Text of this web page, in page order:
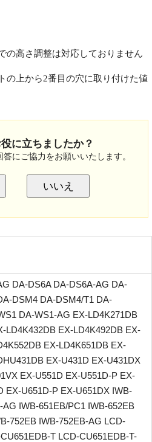
高さ調整は対応しておりません
上から2番目の穴に取り付けた値
に立ちましたか？
にご協力をお願いいたします。
いいえ
DA-DS6A DA-DS6A-AG DA-
DSM4 DA-DSM4/T1 DA-
DA-WS1-AG EX-LD4K271DB
LD4K432DB EX-LD4K492DB EX-
EX-LD4K651DB EX-
EX-U431D EX-U431DX
EX-U551D EX-U551D-P EX-
EX-U651D-P EX-U651DX IWB-
IWB-651EB/PC1 IWB-652EB
752EB IWB-752EB-AG LCD-
T LCD-CU651EDB-T-